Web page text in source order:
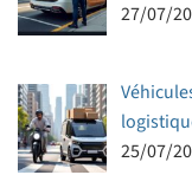
27/07/
25/07/